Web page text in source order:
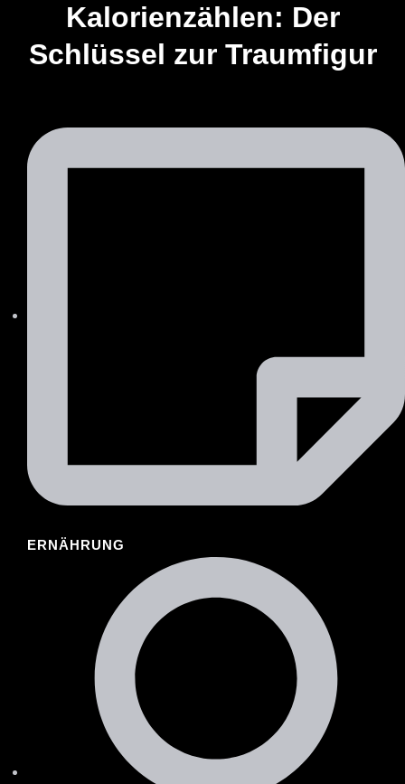
Kalorienzählen: Der
Schlüssel zur Traumfigur
ERNÄHRUNG